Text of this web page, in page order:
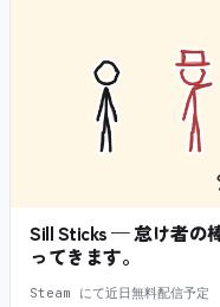
Sill Sticks — 怠け者の
ってきます。
Steam にて近日無料配信予定